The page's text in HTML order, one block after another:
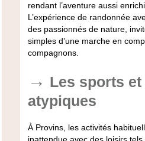
rendant l’aventure aussi
L’expérience de randonnée
des passionnés de nature,
simples d’une marche en
compagnons.
Les sports
atypiques
À Provins, les activités